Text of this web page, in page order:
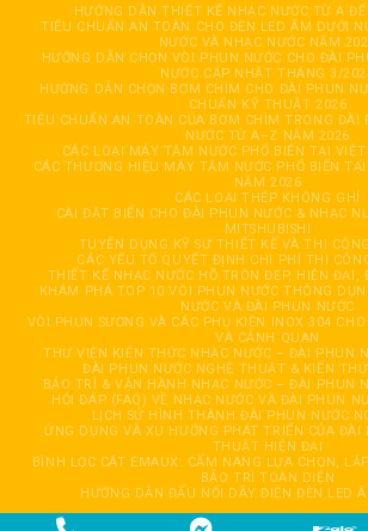
HƯỚNG DẪN THIẾT KẾ NHẠC NƯỚC TỪ A
TIÊU CHUẨN AN TOÀN CHO ĐÈN LED ÂM DƯỚI
NƯỚC VÀ NHẠC NƯỚC NĂM
HƯỚNG DẪN CHỌN VÒI PHUN NƯỚC CHO ĐÀI
NƯỚC CẬP NHẬT THÁNG 3/
HƯỚNG DẪN CHỌN BƠM CHÌM CHO ĐÀI PHUN
CHUẨN KỸ THUẬT 2026
TIÊU CHUẨN AN TOÀN CỦA BƠM CHÌM TRONG ĐÀI
NƯỚC TỪ A–Z NĂM 2026
CÁC LOẠI MÁY TĂM NƯỚC PHỔ BIẾN TẠI
CÁC THƯƠNG HIỆU MÁY TĂM NƯỚC PHỔ BIẾN
NĂM 2026
CÁC LOẠI THÉP KHÔNG GHỈ
CÀI ĐẶT BIẾN CHO ĐÀI PHUN NƯỚC & NHẠC
MITSHUBISHI
TUYỂN DỤNG KỸ SƯ THIẾT KẾ VÀ THI
CÁC YẾU TỐ QUYẾT ĐỊNH CHI PHÍ THI
THIẾT KẾ NHẠC NƯỚC HỒ TRÒN ĐẸP, HIỆN
KHÁM PHÁ TOP 10 VÒI PHUN NƯỚC THÔNG
NƯỚC VÀ ĐÀI PHUN NƯỚC
VÒI PHUN SƯƠNG VÀ CÁC PHỤ KIỆN INOX 304
VÀ CẢNH QUAN
THƯ VIỆN KIẾN THỨC NHẠC NƯỚC – ĐÀI PHUN
ĐÀI PHUN NƯỚC NGHỆ THUẬT & KIẾN
BẢO TRÌ & VẬN HÀNH NHẠC NƯỚC – ĐÀI PHUN
HỎI ĐÁP (FAQ) VỀ NHẠC NƯỚC VÀ ĐÀI PHUN
LỊCH SỬ HÌNH THÀNH ĐÀI PHUN NƯỚC
ỨNG DỤNG VÀ XU HƯỚNG PHÁT TRIỂN CỦA ĐÀI
THUẬT HIỆN ĐẠI
BÌNH LỌC CÁT EMAUX: CẨM NANG LỰA CHỌN,
BẢO TRÌ TOÀN DIỆN
HƯỚNG DẪN ĐẤU NỐI DÂY ĐIỆN ĐÈN LED
Copyright 2026 © CÔNG TY TNHH TỰ ĐỘNG HOÁ